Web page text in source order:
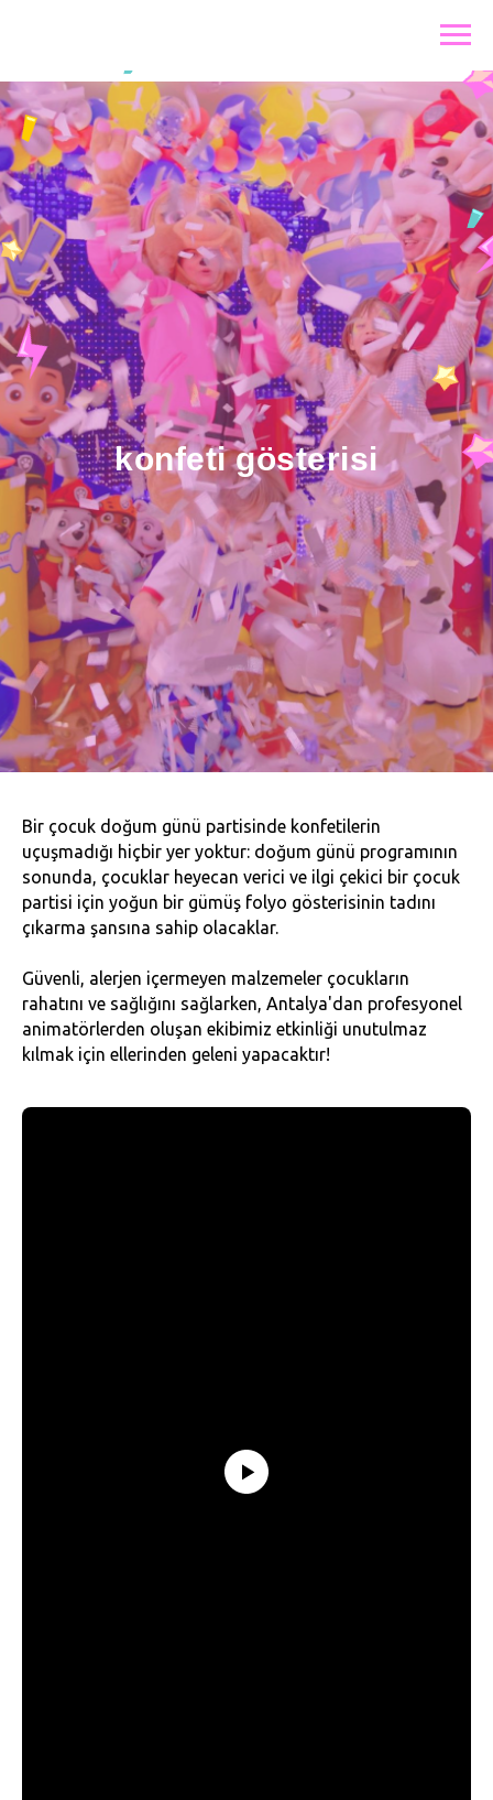
konfeti gösterisi
Bir çocuk doğum günü partisinde konfetilerin
uçuşmadığı hiçbir yer yoktur: doğum günü programının
sonunda, çocuklar heyecan verici ve ilgi çekici bir çocuk
partisi için yoğun bir gümüş folyo gösterisinin tadını
çıkarma şansına sahip olacaklar.
Güvenli, alerjen içermeyen malzemeler çocukların
rahatını ve sağlığını sağlarken, Antalya'dan profesyonel
animatörlerden oluşan ekibimiz etkinliği unutulmaz
kılmak için ellerinden geleni yapacaktır!